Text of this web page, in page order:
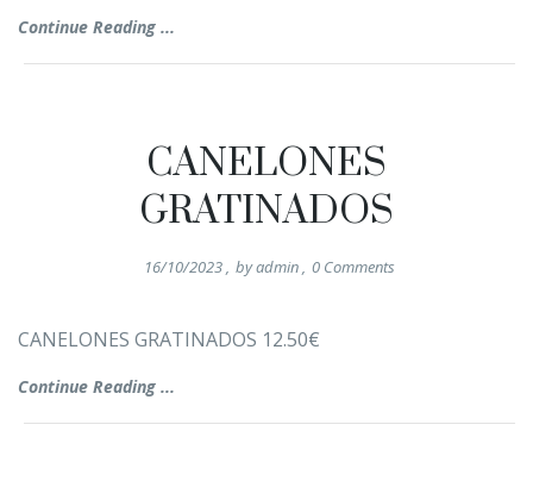
Continue Reading ...
CANELONES
GRATINADOS
16/10/2023, byadmin, 0 Comments
CANELONES GRATINADOS 12.50€
Continue Reading ...